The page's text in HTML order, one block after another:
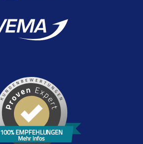
100% EMPFEHLUNGEN
Mehr Infos